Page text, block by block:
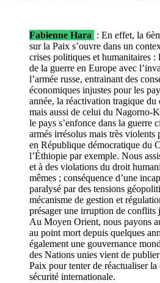
Fabienne Hara : En effet, la
sur la Paix s’ouvre dans un
crises politiques et humanitaires :
de la guerre en Europe avec
l’armée russe, entrainant des
économiques injustes pour les
année, la réactivation tragique
mais aussi de celui du Nagorno-
le pays s’enfonce dans la guerre
armés irrésolus mais très
en République démocratique du
l’Éthiopie par exemple. Nous
et à des violations du droit
mêmes ; conséquence d’une
paralysé par des tensions
mécanisme de gestion et
présager une irruption de conflits
Au Moyen Orient, nous payons
au point mort depuis quelques
également une gouvernance
des Nations unies vient de
Paix pour tenter de réactualiser
sécurité internationale.